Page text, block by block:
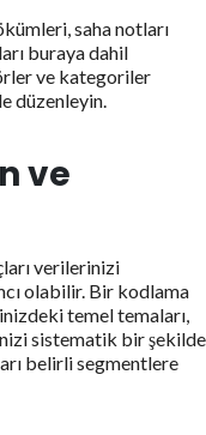
saha notları
buraya dahil
ve kategoriler
düzenleyin.
ve
verilerinizi
olabilir. Bir kodlama
temel temaları,
sistematik bir şekilde
belirli segmentlere